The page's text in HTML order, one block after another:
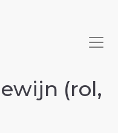
(rol,